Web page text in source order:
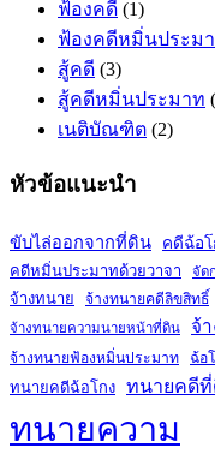
ฟ้องคดี (1)
ฟ้องคดีหมิ่นประม
สู้คดี (3)
สู้คดีหมิ่นประมาท
เนติบัณฑิต (2)
หัวข้อแนะนำ
ขับไล่ออกจากที่ดิน คดีฉ้อโ
คดีหมิ่นประมาทด้วยวาจา จัด
จ้างทนาย จ้างทนายคดีลิขสิทธิ์
จ้างทนายความนายหน้าที่ดิน จ้
จ้างทนายฟ้องหมิ่นประมาท ฉ้อ
ทนายคดีฉ้อโกง ทนายคดี
ทนายความ